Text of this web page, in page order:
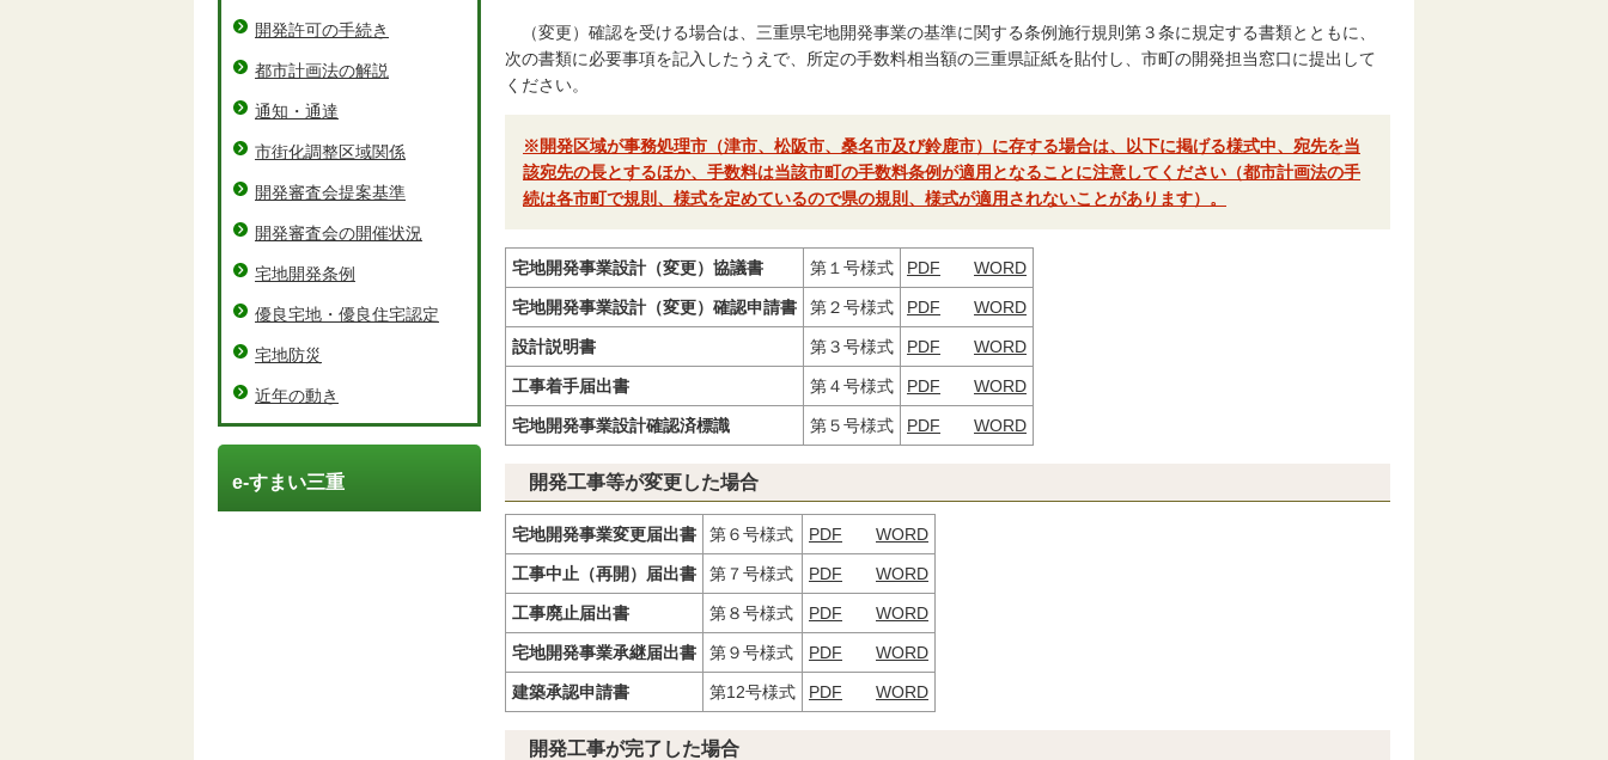
（変更）確認を受ける場合は、三重県宅地開発事業の基準に関する条例施行規則第３条に規定する書類とともに、
次の書類に必要事項を記入したうえで、所定の手数料相当額の三重県証紙を貼付し、市町の開発担当窓口に提出して
ください。
※開発区域が事務処理市（津市、松阪市、桑名市及び鈴鹿市）に存する場合は、以下に掲げる様式中、宛先を当
該宛先の長とするほか、手数料は当該市町の手数料条例が適用となることに注意してください（都市計画法の手
続は各市町で規則、様式を定めているので県の規則、様式が適用されないことがあります）。
宅地開発事業設計（変更）協議書 第１号様式 PDF WORD
宅地開発事業設計（変更）確認申請書 第２号様式 PDF WORD
設計説明書 第３号様式 PDF WORD
工事着手届出書 第４号様式 PDF WORD
宅地開発事業設計確認済標識 第５号様式 PDF WORD
開発工事等が変更した場合
宅地開発事業変更届出書 第６号様式 PDF WORD
工事中止（再開）届出書 第７号様式 PDF WORD
工事廃止届出書 第８号様式 PDF WORD
宅地開発事業承継届出書 第９号様式 PDF WORD
建築承認申請書 第12号様式 PDF WORD
開発工事が完了した場合
開発許可の手続き
都市計画法の解説
通知・通達
市街化調整区域関係
開発審査会提案基準
開発審査会の開催状況
宅地開発条例
優良宅地・優良住宅認定
宅地防災
近年の動き
e-すまい三重